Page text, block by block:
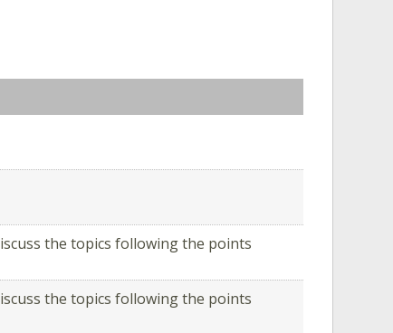
the topics following the points
the topics following the points